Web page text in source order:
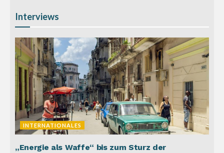
Interviews
INTERNATIONALES
„Energie als Waffe“ bis zum Sturz der